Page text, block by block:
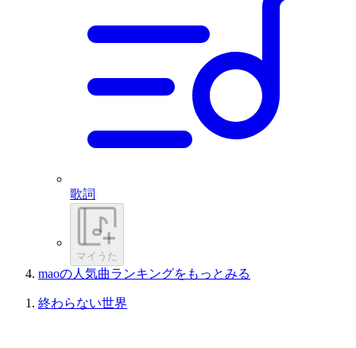
歌詞
マイうた
maoの人気曲ランキングをもっとみる
終わらない世界